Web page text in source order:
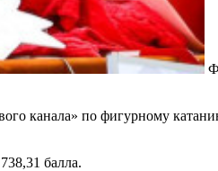
канала» по фигурному
балла.